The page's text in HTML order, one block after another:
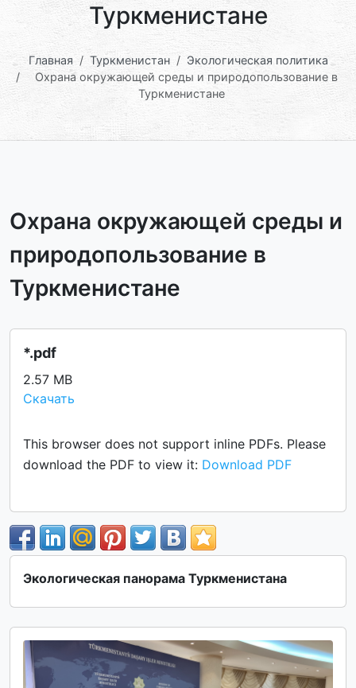
Туркменистане
Главная Туркменистан
Экологическая политика
Охрана окружающей среды и природопользование в
Туркменистане
Охрана окружающей среды и
природопользование в
Туркменистане
*.pdf
2.57 MB
Скачать
This browser does not support inline PDFs. Please
download the PDF to view it: Download PDF
Экологическая панорама Туркменистана